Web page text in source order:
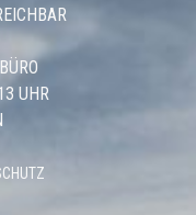
UHR